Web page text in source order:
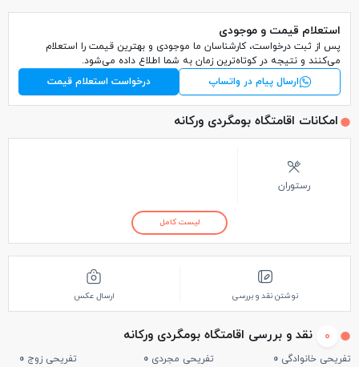
استعلام قیمت و موجودی
پس از ثبت درخواست، کارشناسان ما موجودی و بهترین قیمت را استعلام
می‌کنند و نتیجه در کوتاه‌ترین زمان به شما اطلاع داده می‌شود.
ارسال پیام در واتساپ
درخواست استعلام قیمت
امکانات اقامتگاه بومگردی ورکانه
رستوران
لیست کامل
نوشتن نقد و بررسی ارسال عکس
0 نقد و بررسی اقامتگاه بومگردی ورکانه
تفریحی خانوادگی 0 تفریحی مجردی 0 تفریحی زوج 0